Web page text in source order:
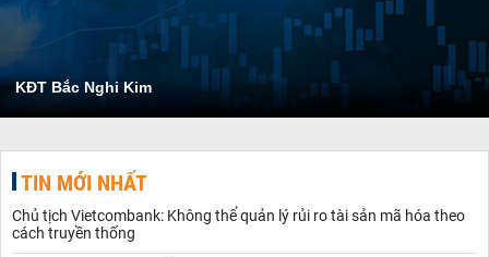
KĐT Bắc Nghi Kim
TIN MỚI NHẤT
Chủ tịch Vietcombank: Không thể quản lý rủi ro tài sản mã hóa theo
cách truyền thống